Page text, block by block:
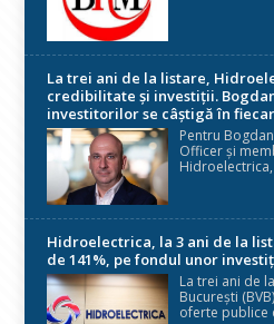
La trei ani de la listare,
credibilitate și investiții.
investitorilor se câștigă în
Pentru
Officer și
Hidroelectrica, la 3 ani de la
de 141%, pe fondul unor
La trei ani de
București
oferte publice